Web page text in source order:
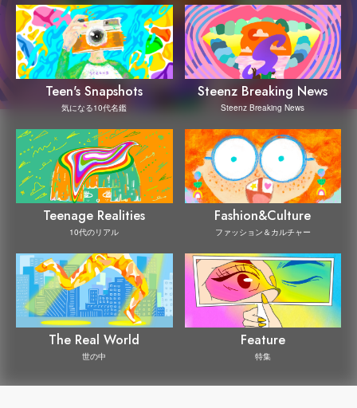
Teen's Snapshots
気になる10代名鑑
Steenz Breaking News
Steenz Breaking News
Teenage Realities
10代のリアル
Fashion&Culture
ファッション＆カルチャー
The Real World
世の中
Feature
特集